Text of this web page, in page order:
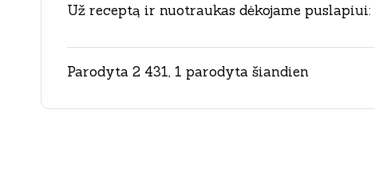
Už receptą ir nuotraukas dėkojame puslapiui:
Parodyta 2 431, 1 parodyta šiandien